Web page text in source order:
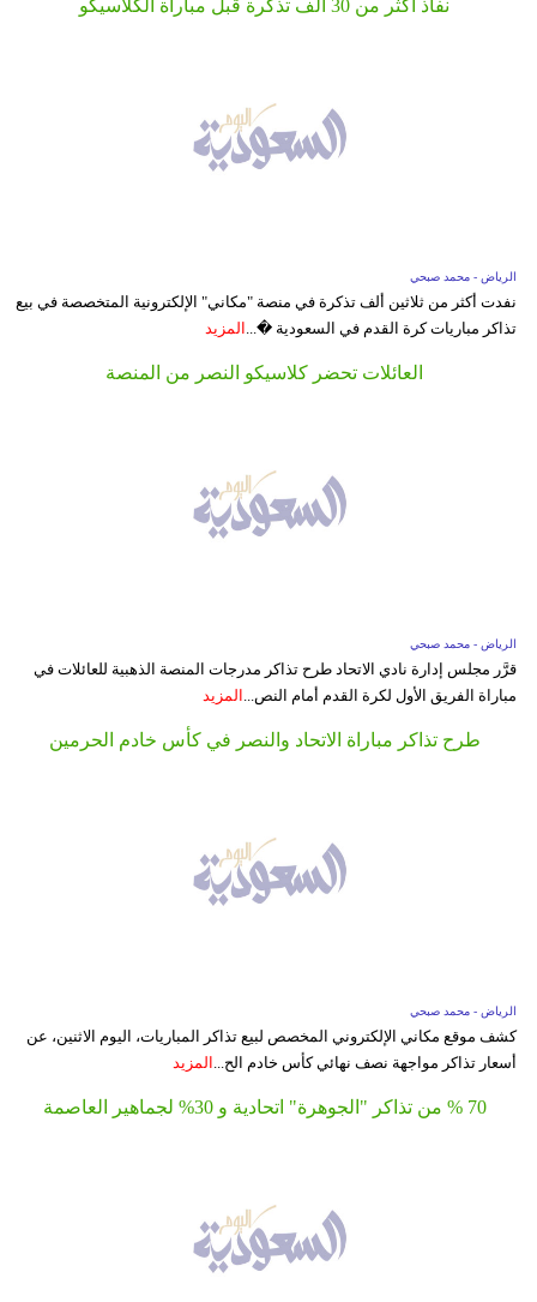
نفاذ أكثر من 30 ألف تذكرة قبل مباراة الكلاسيكو
الرياض - محمد صبحي
نفدت أكثر من ثلاثين ألف تذكرة في منصة "مكاني" الإلكترونية المتخصصة في بيع
تذاكر مباريات كرة القدم في السعودية �... المزيد
العائلات تحضر كلاسيكو النصر من المنصة
الرياض - محمد صبحي
قرَّر مجلس إدارة نادي الاتحاد طرح تذاكر مدرجات المنصة الذهبية للعائلات في
مباراة الفريق الأول لكرة القدم أمام النص... المزيد
طرح تذاكر مباراة الاتحاد والنصر في كأس خادم الحرمين
الرياض - محمد صبحي
كشف موقع مكاني الإلكتروني المخصص لبيع تذاكر المباريات، اليوم الاثنين، عن
أسعار تذاكر مواجهة نصف نهائي كأس خادم الح... المزيد
70 % من تذاكر "الجوهرة" اتحادية و 30% لجماهير العاصمة